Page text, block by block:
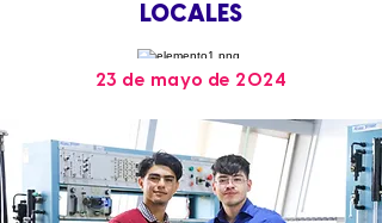
LOCALES
23 de mayo de 2024